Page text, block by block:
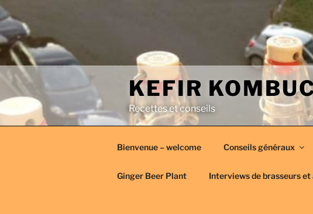
Aller
au
contenu
principal
KEFIR
Recettes et conseils
Bienvenue – welcome Conseils généraux
Ginger Beer Plant Interviews de brasseurs